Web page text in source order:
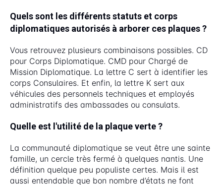
Quels sont les différents statuts et corps
diplomatiques autorisés à arborer ces plaques ?
Vous retrouvez plusieurs combinaisons possibles. CD
pour Corps Diplomatique. CMD pour Chargé de
Mission Diplomatique. La lettre C sert à identifier les
corps Consulaires. Et enfin, la lettre K sert aux
véhicules des personnels techniques et employés
administratifs des ambassades ou consulats.
Quelle est l'utilité de la plaque verte ?
La communauté diplomatique se veut être une sainte
famille, un cercle très fermé à quelques nantis. Une
définition quelque peu populiste certes. Mais il est
aussi entendable que bon nombre d’états ne font